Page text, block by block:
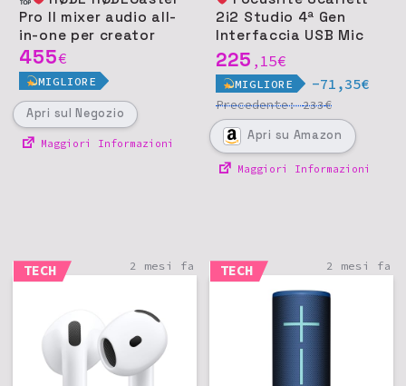
Pro II mixer audio all-
in-one per creator
455€
MIGLIORE
Apri sul Negozio
Maggiori Informazioni
2i2 Studio 4ª Gen
Interfaccia USB Mic
Cuffie
225 , 15€
MIGLIORE -71,35€
Precedente:233€
Apri su Amazon
Maggiori Informazioni
TECH 2 mesi fa TECH 2 mesi fa